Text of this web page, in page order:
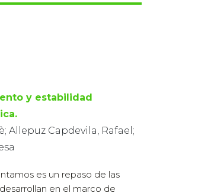
y estabilidad
Allepuz Capdevila, Rafael;
es un repaso de las
en el marco de